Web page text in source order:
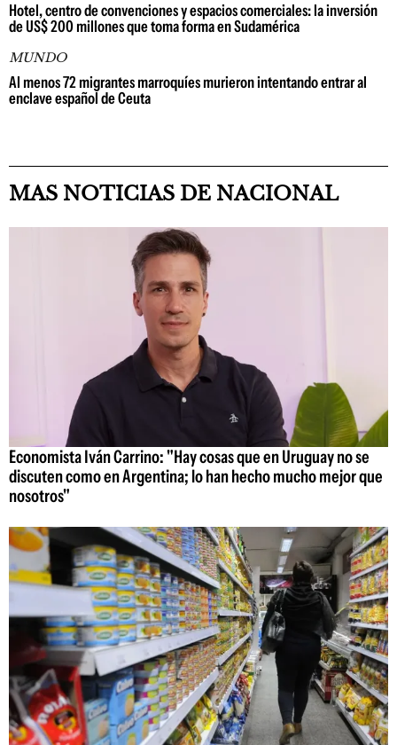
Hotel, centro de convenciones y espacios comerciales: la inversión
de US$ 200 millones que toma forma en Sudamérica
MUNDO
Al menos 72 migrantes marroquíes murieron intentando entrar al
enclave español de Ceuta
MAS NOTICIAS DE NACIONAL
Economista Iván Carrino: "Hay cosas que en Uruguay no se
discuten como en Argentina; lo han hecho mucho mejor que
nosotros"